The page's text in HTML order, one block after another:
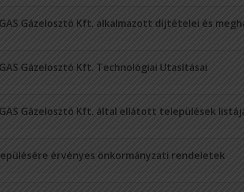
Gázelosztó Kft. alkalmazott díjtételei és
Gázelosztó Kft. Technológiai Utasításai
Gázelosztó Kft. által ellátott települések
érvényes önkormányzati rendeletek